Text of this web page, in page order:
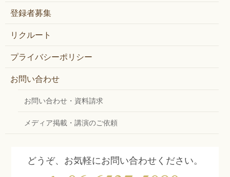
登録者募集
リクルート
プライバシーポリシー
お問い合わせ
お問い合わせ・資料請求
メディア掲載・講演のご依頼
どうぞ、お気軽にお問い合わせください。